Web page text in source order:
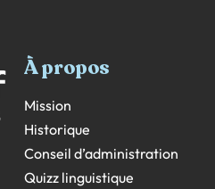
À propos
Mission
Historique
Conseil d’administration
Quizz linguistique